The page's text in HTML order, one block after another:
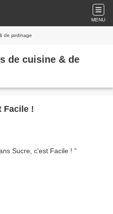
MENU
de jardinage
de cuisine & de
Facile !